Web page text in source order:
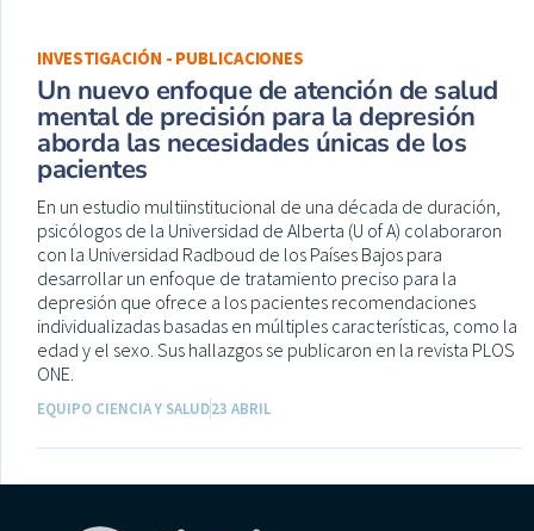
INVESTIGACIÓN - PUBLICACIONES
Un nuevo enfoque de atención de salud
mental de precisión para la depresión
aborda las necesidades únicas de los
pacientes
En un estudio multiinstitucional de una década de duración,
psicólogos de la Universidad de Alberta (U of A) colaboraron
con la Universidad Radboud de los Países Bajos para
desarrollar un enfoque de tratamiento preciso para la
depresión que ofrece a los pacientes recomendaciones
individualizadas basadas en múltiples características, como la
edad y el sexo. Sus hallazgos se publicaron en la revista PLOS
ONE.
EQUIPO CIENCIA Y SALUD23 ABRIL